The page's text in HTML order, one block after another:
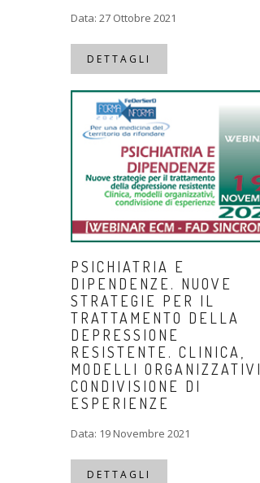
Data: 27 Ottobre 2021
DETTAGLI
PSICHIATRIA E
DIPENDENZE. NUOVE
STRATEGIE PER IL
TRATTAMENTO DELLA
DEPRESSIONE
RESISTENTE. CLINICA,
MODELLI ORGANIZZATIVI,
CONDIVISIONE DI
ESPERIENZE
Data: 19 Novembre 2021
DETTAGLI